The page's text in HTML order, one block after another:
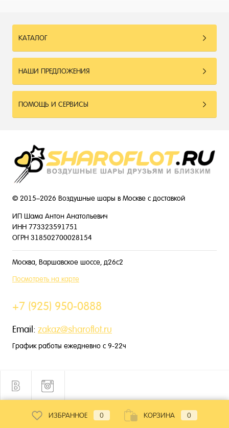
КАТАЛОГ
НАШИ ПРЕДЛОЖЕНИЯ
ПОМОЩЬ И СЕРВИСЫ
© 2015–2026 Воздушные шары в Москве с доставкой
ИП Шама Антон Анатольевич
ИНН 773323591751
ОГРН 318502700028154
Москва, Варшавское шоссе, д26с2
Посмотреть на карте
+7 (925) 950-0888
Email: zakaz@sharoflot.ru
График работы ежедневно с 9-22ч
ИЗБРАННОЕ 0 КОРЗИНА 0